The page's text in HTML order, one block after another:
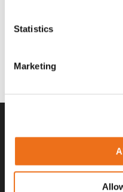
Statistics
Marketing
Rotor teeth 8t/6k 7.5Gr/8 R6/14